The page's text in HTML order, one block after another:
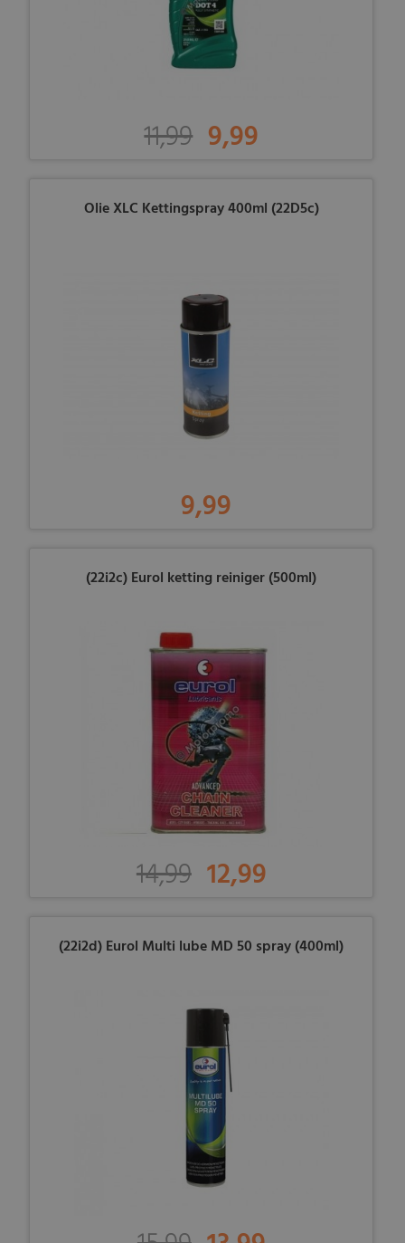
11,99 9,99
Olie XLC Kettingspray 400ml (22D5c)
9,99
(22i2c) Eurol ketting reiniger (500ml)
14,99 12,99
(22i2d) Eurol Multi lube MD 50 spray (400ml)